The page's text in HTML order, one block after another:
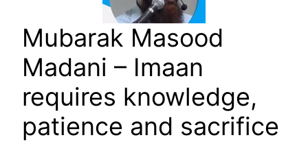
Mubarak Masood
Madani – Imaan
requires knowledge,
patience and sacrifice